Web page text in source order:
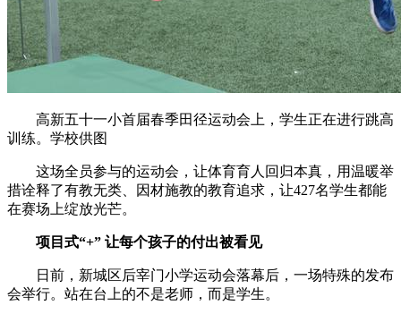
高新五十一小首届春季田径运动会上，学生正在进行跳高
训练。学校供图
这场全员参与的运动会，让体育育人回归本真，用温暖举
措诠释了有教无类、因材施教的教育追求，让427名学生都能
在赛场上绽放光芒。
项目式“+” 让每个孩子的付出被看见
日前，新城区后宰门小学运动会落幕后，一场特殊的发布
会举行。站在台上的不是老师，而是学生。